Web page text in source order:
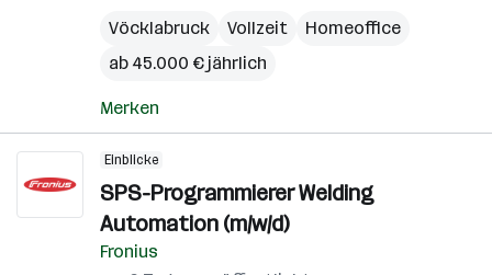
Vöcklabruck
Vollzeit
Homeoffice
ab 45.000 € jährlich
Merken
Einblicke
SPS-Programmierer Welding
Automation (m/w/d)
Fronius